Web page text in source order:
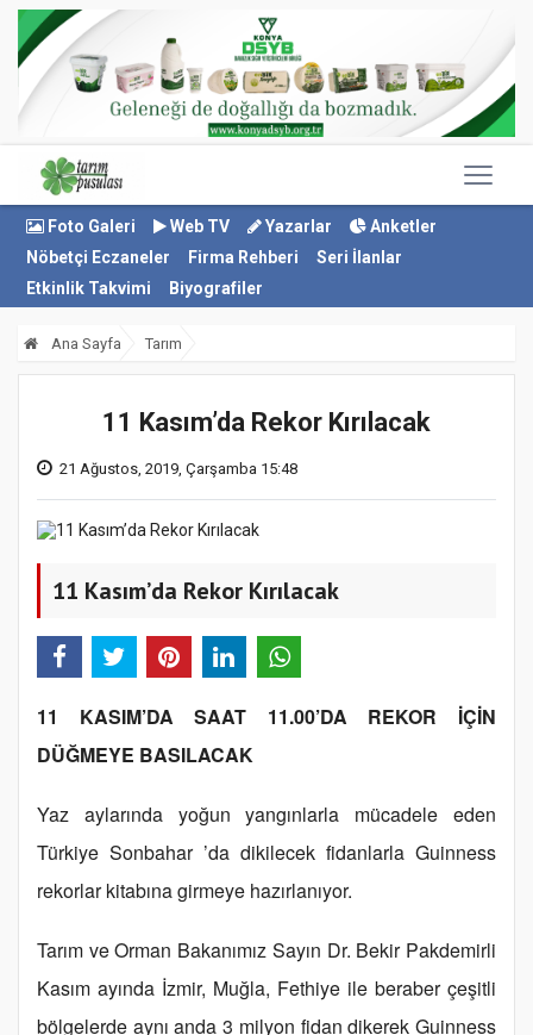
Foto Galeri Web TV Yazarlar
Anketler
Nöbetçi Eczaneler
Firma Rehberi
Seri İlanlar
Etkinlik Takvimi
Biyografiler
Ana Sayfa Tarım
11 Kasım’da Rekor Kırılacak
21 Ağustos, 2019, Çarşamba 15:48
11 Kasım’da Rekor Kırılacak
11 KASIM’DA SAAT 11.00’DA REKOR İÇİN
DÜĞMEYE BASILACAK
Yaz aylarında yoğun yangınlarla mücadele eden
Türkiye Sonbahar ’da dikilecek fidanlarla Guinness
rekorlar kitabına girmeye hazırlanıyor.
Tarım ve Orman Bakanımız Sayın Dr. Bekir Pakdemirli
Kasım ayında İzmir, Muğla, Fethiye ile beraber çeşitli
bölgelerde aynı anda 3 milyon fidan dikerek Guinness